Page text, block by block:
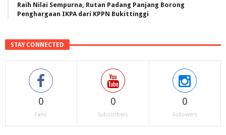
Raih Nilai Sempurna, Rutan Padang Panjang Borong
Penghargaan IKPA dari KPPN Bukittinggi
STAY CONNECTED
0
Fans
0
Subscribers
0
Followers